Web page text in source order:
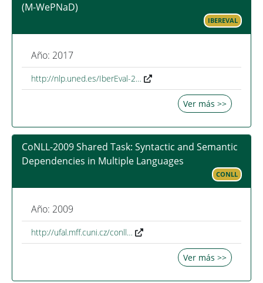
(M-WePNaD)
IBEREVAL
Año: 2017
http://nlp.uned.es/IberEval-2…
Ver más >>
CoNLL-2009 Shared Task: Syntactic and Semantic
Dependencies in Multiple Languages
CONLL
Año: 2009
http://ufal.mff.cuni.cz/conll…
Ver más >>